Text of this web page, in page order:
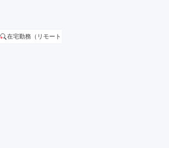
在宅勤務（リモートワーク）OK